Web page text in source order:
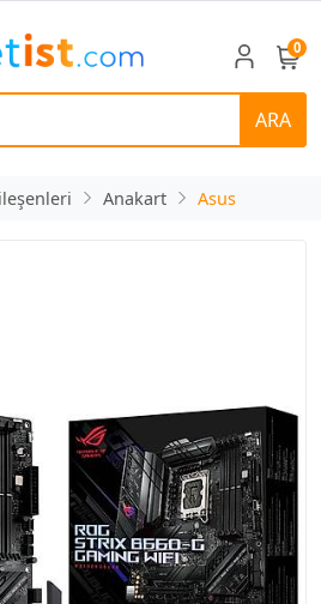
ARA
0
Anakart Asus